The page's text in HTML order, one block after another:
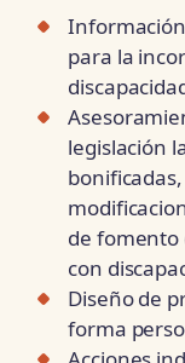
para la
legislación
de fomento
con
Diseño de
forma